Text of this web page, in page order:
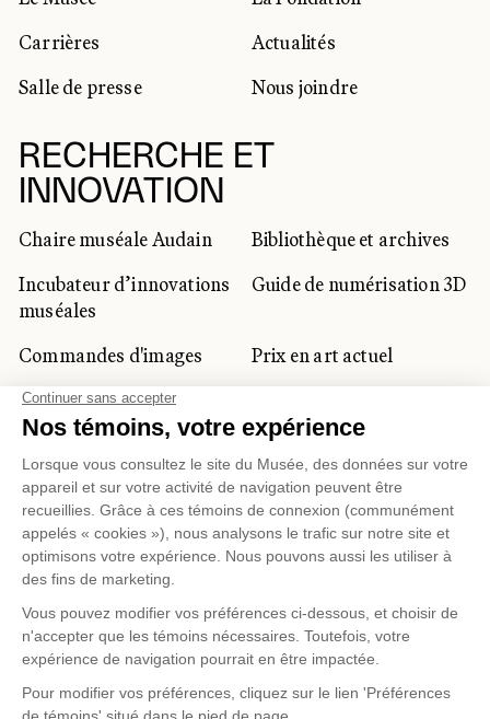
Carrières
Actualités
Salle de presse
Nous joindre
RECHERCHE ET
INNOVATION
Chaire muséale Audain
Bibliothèque et archives
Incubateur d’innovations
muséales
Guide de numérisation 3D
Commandes d'images
Prix en art actuel
Prix Lynne-Cohen
CLIENTÈLE CORPORATIVE
ET PRIVÉE
Location d'espaces
Activités corporatives
professionnels du
tourisme
Gestion des témoinsPolitique de confidentialité